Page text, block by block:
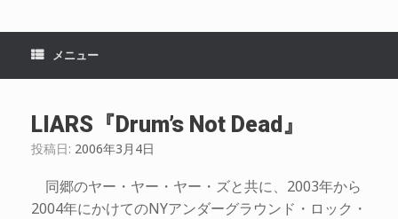
メニュー
LIARS『Drum’s Not Dead』
投稿日: 2006年3月4日
同郷のヤー・ヤー・ヤー・ズと共に、2003年から
2004年にかけてのNYアンダーグラウンド・ロック・